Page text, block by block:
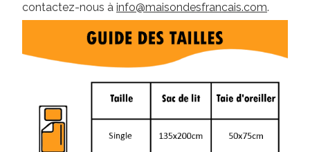
contactez-nous à info@maisondesfrancais.com.